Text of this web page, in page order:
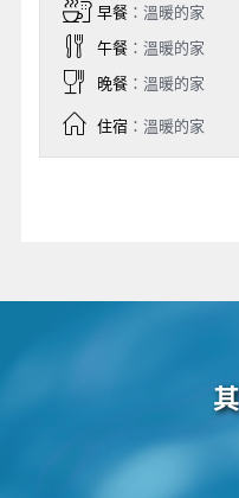
早餐：溫暖的家
午餐：溫暖的家
晚餐：溫暖的家
住宿：溫暖的家